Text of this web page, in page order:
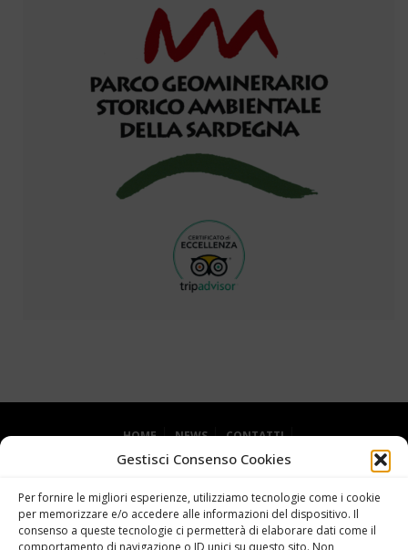
Gestisci Consenso Cookies
Per fornire le migliori esperienze, utilizziamo tecnologie come i cookie
per memorizzare e/o accedere alle informazioni del dispositivo. Il
consenso a queste tecnologie ci permetterà di elaborare dati come il
comportamento di navigazione o ID unici su questo sito. Non
HOME NEWS
CONTATTI
DICHIARAZIONE SULLA PRIVACY (UE)
COOKIE POLICY (UE)